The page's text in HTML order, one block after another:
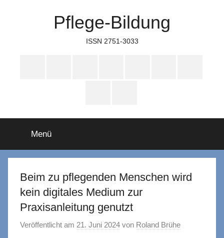
Pflege-Bildung
ISSN 2751-3033
Menü
Beim zu pflegenden Menschen wird
kein digitales Medium zur
Praxisanleitung genutzt
Veröffentlicht am 21. Juni 2024 von Roland Brühe